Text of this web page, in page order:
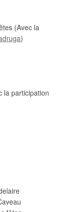
(Avec la
)
la participation